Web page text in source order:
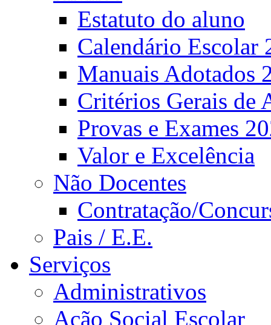
Estatuto do aluno
Calendário Escolar
Manuais Adotados
Critérios Gerais de
Provas e Exames
Valor e Excelência
Não Docentes
Contratação/
Pais / E.E.
Serviços
Administrativos
Ação Social Escolar